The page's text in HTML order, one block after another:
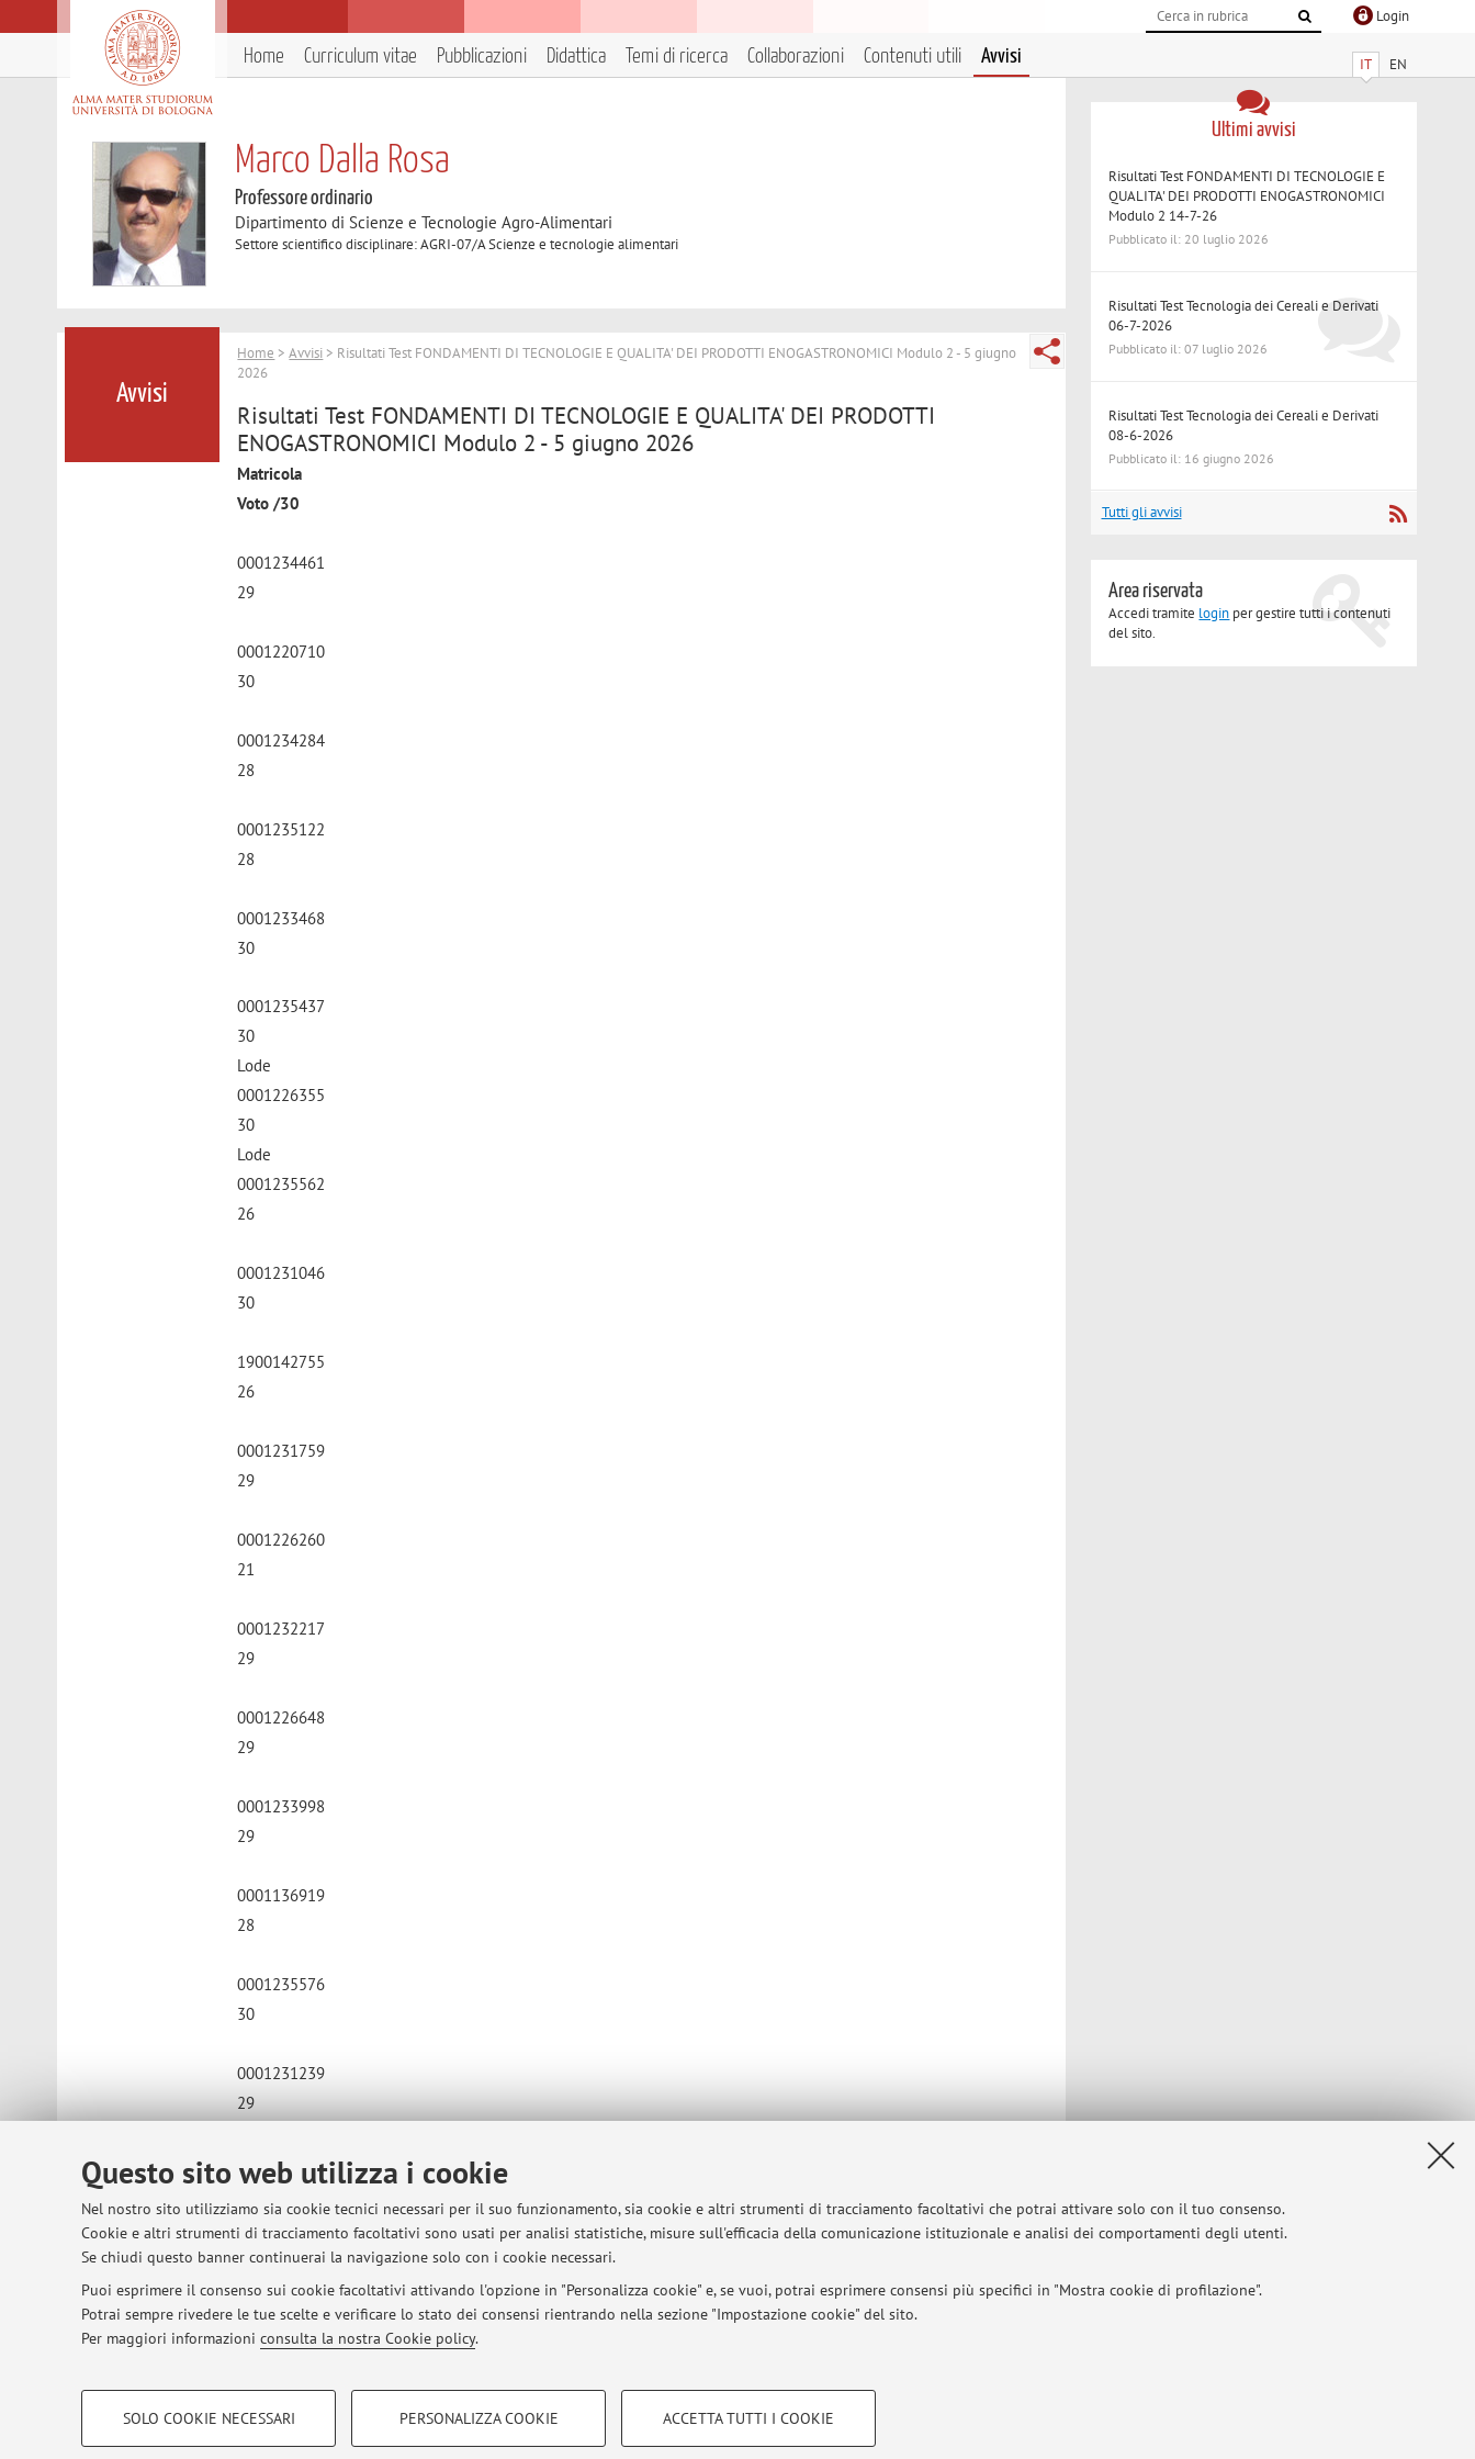
Questo sito web utilizza i cookie
Nel nostro sito utilizziamo sia cookie tecnici necessari per il suo funzionamento, sia cookie e altri strumenti di tracciamento facoltativi che potrai attivare solo con il tuo consenso.
Cookie e altri strumenti di tracciamento facoltativi sono usati per analisi statistiche, misure sull'efficacia della comunicazione istituzionale e analisi dei comportamenti degli utenti.
Se chiudi questo banner continuerai la navigazione solo con i cookie necessari.
Puoi esprimere il consenso sui cookie facoltativi attivando l'opzione in "Personalizza cookie" e, se vuoi, potrai esprimere consensi più specifici in "Mostra cookie di profilazione".
Potrai sempre rivedere le tue scelte e verificare lo stato dei consensi rientrando nella sezione "Impostazione cookie" del sito.
Per maggiori informazioni consulta la nostra Cookie policy.
COOKIE DI PROFILAZIONE - FACOLTATIVI COOKIE TECNICI - NECESSARI
SOLO COOKIE NECESSARI PERSONALIZZA COOKIE ACCETTA TUTTI I COOKIE
Login
IT EN
Home Curriculum vitae Pubblicazioni Didattica Temi di ricerca Collaborazioni Contenuti utili Avvisi
Marco Dalla Rosa
Professore ordinario
Dipartimento di Scienze e Tecnologie Agro-Alimentari
Settore scientifico disciplinare: AGRI-07/A Scienze e tecnologie alimentari
Avvisi
Home >Avvisi > Risultati Test FONDAMENTI DI TECNOLOGIE E QUALITA' DEI PRODOTTI ENOGASTRONOMICI Modulo 2 - 5 giugno
2026
Risultati Test FONDAMENTI DI TECNOLOGIE E QUALITA' DEI PRODOTTI
ENOGASTRONOMICI Modulo 2 - 5 giugno 2026
Matricola
Voto /30
0001234461
29
0001220710
30
0001234284
28
0001235122
28
0001233468
30
0001235437
30
Lode
0001226355
30
Lode
0001235562
26
0001231046
30
1900142755
26
0001231759
29
0001226260
21
0001232217
29
0001226648
29
0001233998
29
0001136919
28
0001235576
30
0001231239
29
0001220496
0001223422
Pubblicato il: 08 giugno 2026
Ultimi avvisi
Risultati Test FONDAMENTI DI TECNOLOGIE E
QUALITA' DEI PRODOTTI ENOGASTRONOMICI
Modulo 2 14-7-26
Pubblicato il: 20 luglio 2026
Risultati Test Tecnologia dei Cereali e Derivati
06-7-2026
Pubblicato il: 07 luglio 2026
Risultati Test Tecnologia dei Cereali e Derivati
08-6-2026
Pubblicato il: 16 giugno 2026
Tutti gli avvisi
Area riservata
Accedi tramite login per gestire tutti i contenuti
del sito.
© 2026 - ALMA MATER STUDIORUM - Università di Bologna - Via Zamboni, 33 - 40126 Bologna - Partita IVA: 01131710376